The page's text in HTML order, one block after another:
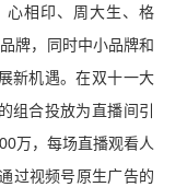
心相印、周大生、格
牌，同时中小品牌和
新机遇。在双十一大
组合投放为直播间引
万，每场直播观看人
过视频号原生广告的